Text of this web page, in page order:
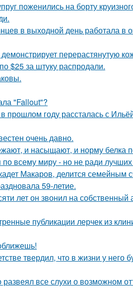
поженились на борту
в выходной день работала в
перерастянутую
$25 за штуку распродали.
"Fallout"?
прошлом году рассталась с
очень давно.
и насыщают, и норму белка
всему миру - но не ради
Макаров, делится семейным
59-летие.
лет он звонил на собственный
публикации лерчек из
твердил, что в жизни у него
все слухи о возможном